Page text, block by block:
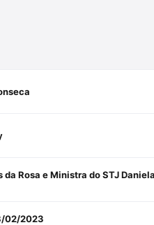
Rosa e Ministra do STJ
02/2023